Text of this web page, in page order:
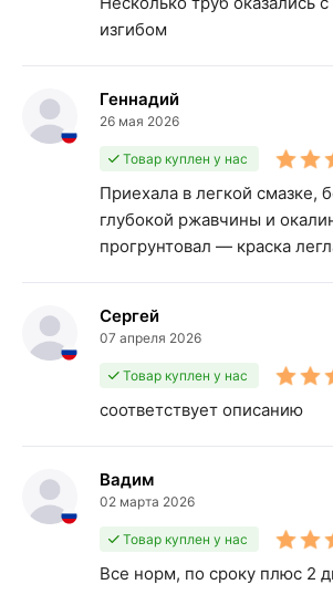
изгибом
Геннадий
26 мая 2026
Товар куплен у нас
Приехала в легкой смазке,
глубокой ржавчины и
прогрунтовал — краска
Сергей
07 апреля 2026
Товар куплен у нас
соответствует описанию
Вадим
02 марта 2026
Товар куплен у нас
Все норм, по сроку плюс 2